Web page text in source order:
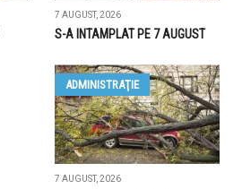
7 AUGUST, 2026
S-A INTAMPLAT PE 7 AUGUST
ADMINISTRAŢIE
7 AUGUST, 2026